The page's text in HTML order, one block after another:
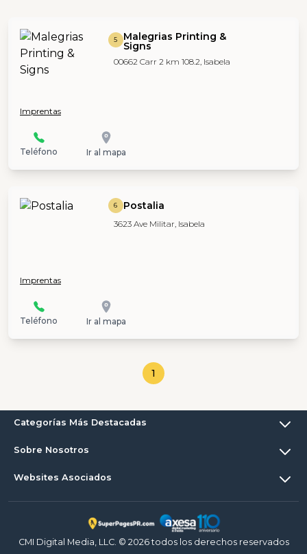
5 Malegrias Printing &
Signs
00662 Carr 2 km 108.2, Isabela
Imprentas
Teléfono Ir al mapa
6 Postalia
3623 Ave Militar, Isabela
Imprentas
Teléfono Ir al mapa
1
Categorías Más Destacadas
Sobre Nosotros
Websites Asociados
CMI Digital Media, LLC. © 2026 todos los derechos reservados